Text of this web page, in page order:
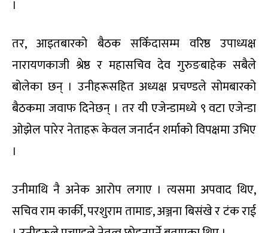
।
तर, आइतबारको बैठक सकिँदासम्म वरिष्ठ उपाध्यक्ष
नारायणकाजी श्रेष्ठ र महासचिव देव गुरुङबाहेक सबैले
बोलेका छन् । उनीहरूसहित अध्यक्ष प्रचण्डले सोमबारको
बैठकमा जवाफ दिनेछन् । तर यी एजेन्डामध्ये ९ वटा एजेन्डा
ओझेल पारेर नेताहरू केवल जनार्दन शर्माको विपक्षमा उभिए
।
उनीमाथि नै अनेक आरोप लगाए । त्यसमा अपवाद थिए,
सचिव राम कार्की, परशुराम तामाङ, अञ्जना बिसंखे र टंक राई